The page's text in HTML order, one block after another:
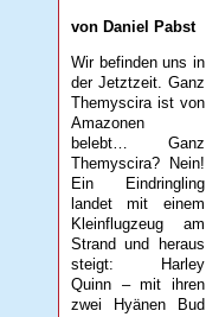
von Daniel Pabst
Wir befinden uns in
der Jetztzeit. Ganz
Themyscira ist von
Amazonen
belebt… Ganz
Themyscira? Nein!
Ein Eindringling
landet mit einem
Kleinflugzeug am
Strand und heraus
steigt: Harley
Quinn – mit ihren
zwei Hyänen Bud